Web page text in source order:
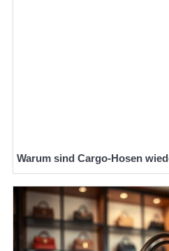
Warum sind Cargo-Hosen